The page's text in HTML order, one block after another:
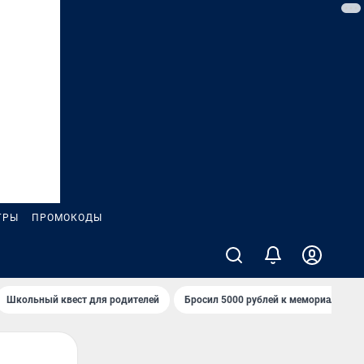
ПРОМОКОДЫ
Школьный квест для родителей Бросил 5000 рублей к мемориалу